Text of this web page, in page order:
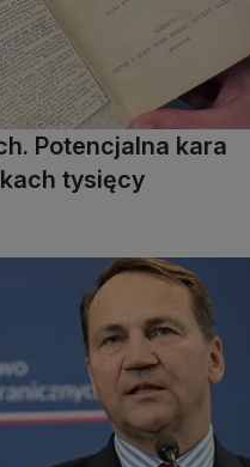
Potencjalna kara
tysięcy